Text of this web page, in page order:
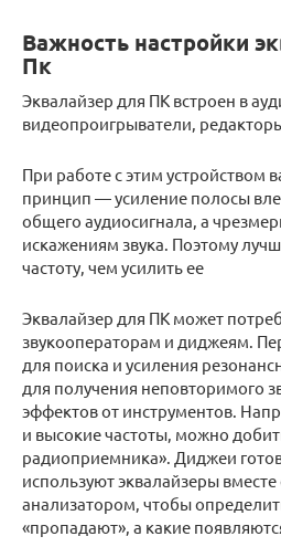
Важность настройки
Пк
Эквалайзер для ПК встроен в
видеопроигрыватели,
При работе с этим устройством
принцип — усиление полосы
общего аудиосигнала, а
искажениям звука. Поэтому
частоту, чем усилить ее
Эквалайзер для ПК может
звукооператорам и диджеям.
для поиска и усиления
для получения неповторимого
эффектов от инструментов.
и высокие частоты, можно
радиоприемника». Диджеи
используют эквалайзеры
анализатором, чтобы
«пропадают», а какие